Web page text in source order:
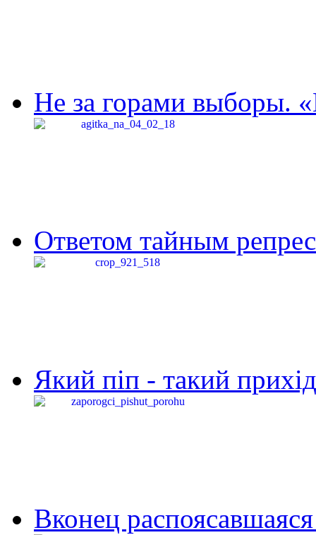
Не за горами выборы.
Ответом тайным
Який піп - такий
Вконец